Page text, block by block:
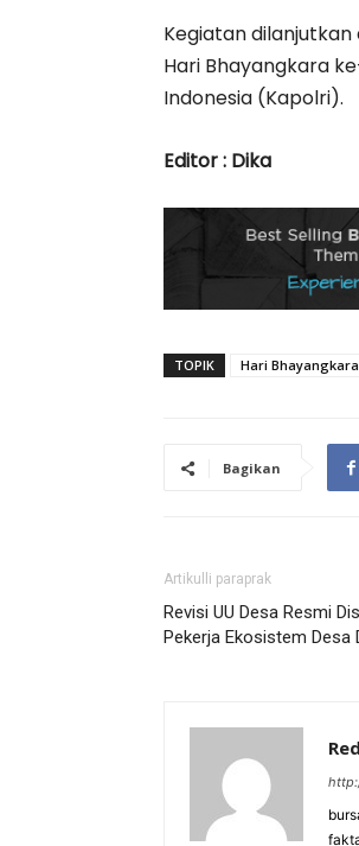
Kegiatan
Hari Bhayangkara
Indonesia (Kapolri).
Editor : Dika
TOPIK Hari
Bagikan
Artikulli paraprak
Revisi UU Desa Resmi
Pekerja Ekosistem